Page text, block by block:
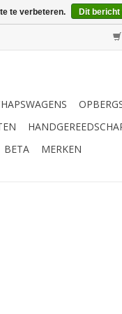
BETA MERKEN
te verbeteren. Dit